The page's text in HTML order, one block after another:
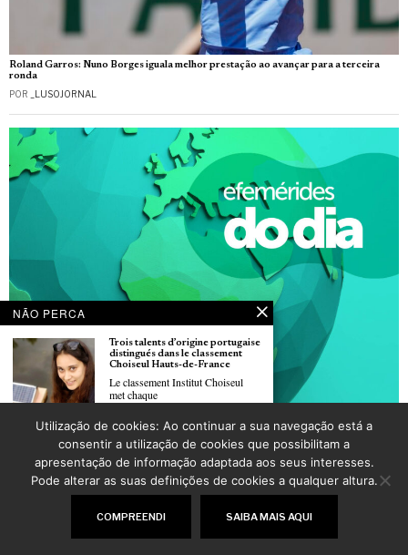
Roland Garros: Nuno Borges iguala melhor prestação ao avançar para a terceira
ronda
POR _LUSOJORNAL
Dia 28 de Maio: Dia Mundial da Saúde da Mulher
_LUSOJORNAL
©2026LusoJornal | Todos os direitos reservados
NÃO PERCA
Trois talents d’origine portugaise
distingués dans le classement
Choiseul Hauts-de-France
Le classement Institut Choiseul
met chaque
La CCIFP organise une nouvelle
édition des “90 minutes experts”
à Paris
La Chambre de Commerce et
Utilização de cookies: Ao continuar a sua navegação está a
consentir a utilização de cookies que possibilitam a
apresentação de informação adaptada aos seus interesses.
Pode alterar as suas definições de cookies a qualquer altura.
COMPREENDI SAIBA MAIS AQUI